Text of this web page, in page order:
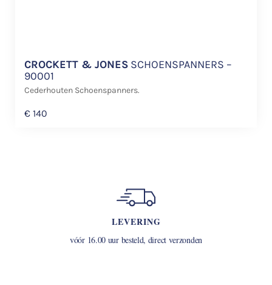
CROCKETT & JONES SCHOENSPANNERS –
90001
Cederhouten Schoenspanners.
€ 140
LEVERING
vóór 16.00 uur besteld, direct verzonden